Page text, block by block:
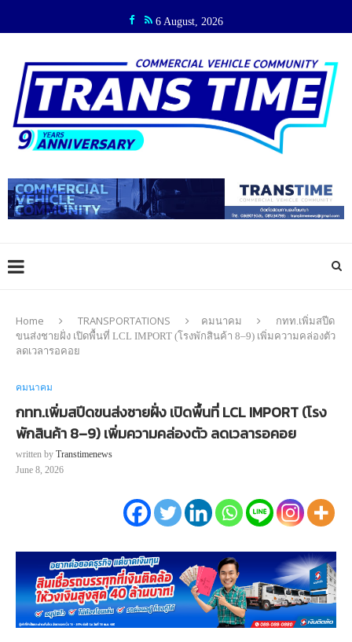
6 August, 2026
Home TRANSPORTATIONS คมนาคม
กทท.เพิ่มสปีด
ขนส่งชายฝั่ง เปิดพื้นที่ LCL IMPORT (โรงพักสินค้า 8–9) เพิ่มความคล่องตัว
ลดเวลารอคอย
คมนาคม
กทท.เพิ่มสปีดขนส่งชายฝั่ง เปิดพื้นที่ LCL IMPORT (โรง
พักสินค้า 8–9) เพิ่มความคล่องตัว ลดเวลารอคอย
written by Transtimenews
June 8, 2026